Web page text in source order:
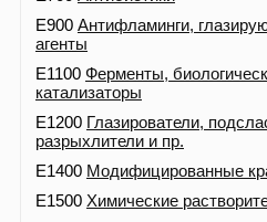
E900 Антифламинги,
агенты
E1100 Ферменты,
катализаторы
E1200 Глазирователи,
разрыхлители и пр.
E1400 Модифицированные
E1500 Химические